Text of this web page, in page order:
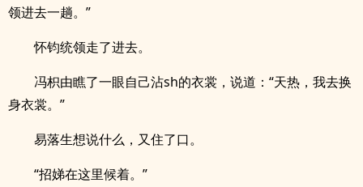
领进去一趟。”
怀钧统领走了进去。
冯枳由瞧了一眼自己沾sh的衣裳，说道：“天热，我去换
身衣裳。”
易落生想说什么，又住了口。
“招娣在这里候着。”